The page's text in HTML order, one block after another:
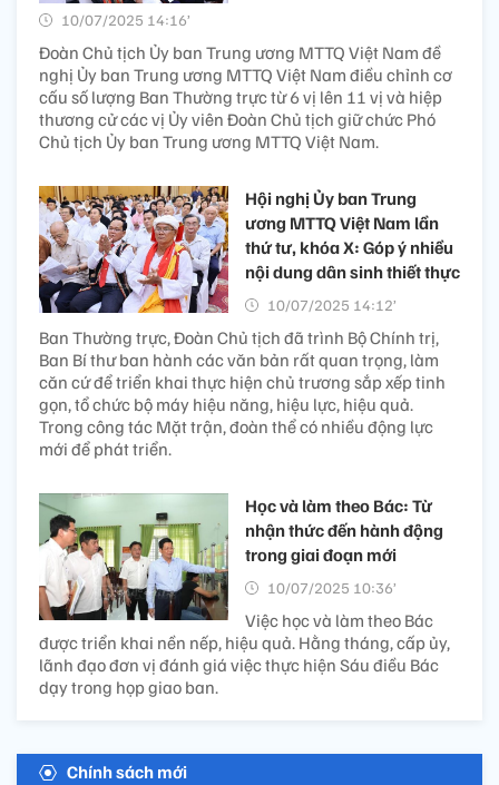
10/07/2025 14:16’
Đoàn Chủ tịch Ủy ban Trung ương MTTQ Việt Nam đề
nghị Ủy ban Trung ương MTTQ Việt Nam điều chỉnh cơ
cấu số lượng Ban Thường trực từ 6 vị lên 11 vị và hiệp
thương cử các vị Ủy viên Đoàn Chủ tịch giữ chức Phó
Chủ tịch Ủy ban Trung ương MTTQ Việt Nam.
Hội nghị Ủy ban Trung
ương MTTQ Việt Nam lần
thứ tư, khóa X: Góp ý nhiều
nội dung dân sinh thiết thực
10/07/2025 14:12’
Ban Thường trực, Đoàn Chủ tịch đã trình Bộ Chính trị,
Ban Bí thư ban hành các văn bản rất quan trọng, làm
căn cứ để triển khai thực hiện chủ trương sắp xếp tinh
gọn, tổ chức bộ máy hiệu năng, hiệu lực, hiệu quả.
Trong công tác Mặt trận, đoàn thể có nhiều động lực
mới để phát triển.
Học và làm theo Bác: Từ
nhận thức đến hành động
trong giai đoạn mới
10/07/2025 10:36’
Việc học và làm theo Bác
được triển khai nền nếp, hiệu quả. Hằng tháng, cấp ủy,
lãnh đạo đơn vị đánh giá việc thực hiện Sáu điều Bác
dạy trong họp giao ban.
Chính sách mới